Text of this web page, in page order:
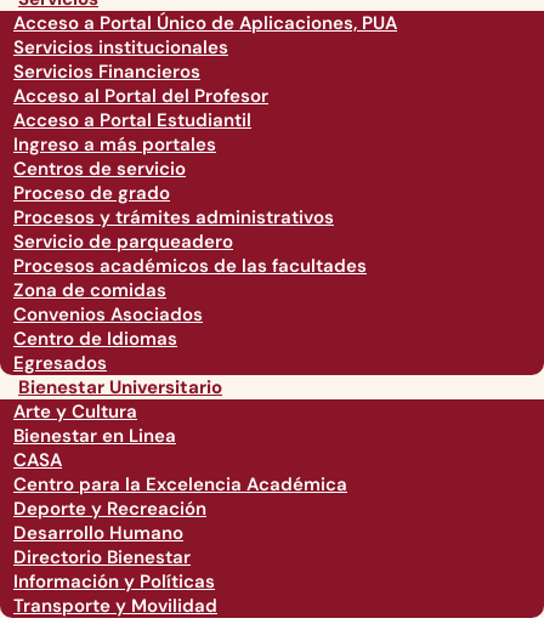
Acceso a Portal Único de Aplicaciones, PUA
Servicios institucionales
Servicios Financieros
Acceso al Portal del Profesor
Acceso a Portal Estudiantil
Ingreso a más portales
Centros de servicio
Proceso de grado
Procesos y trámites administrativos
Servicio de parqueadero
Procesos académicos de las facultades
Zona de comidas
Convenios Asociados
Centro de Idiomas
Egresados
Bienestar Universitario
Arte y Cultura
Bienestar en Linea
CASA
Centro para la Excelencia Académica
Deporte y Recreación
Desarrollo Humano
Directorio Bienestar
Información y Políticas
Transporte y Movilidad